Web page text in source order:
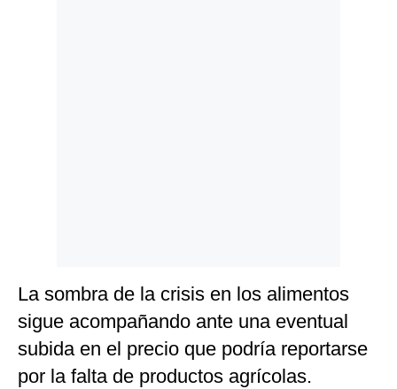
La sombra de la crisis en los alimentos
sigue acompañando ante una eventual
subida en el precio que podría reportarse
por la falta de productos agrícolas.